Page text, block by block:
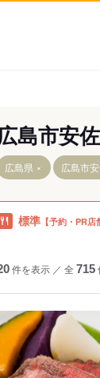
東
東町
島市安
広島県 広島市
標準 【予約・PR店
件を表示 ／ 全 715